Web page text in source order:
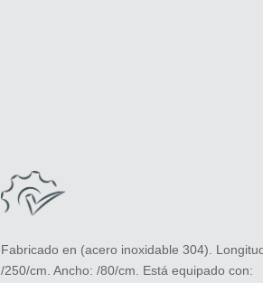
Fabricado en (acero inoxidable 304).
/250/cm. Ancho: /80/cm. Está equipado con: